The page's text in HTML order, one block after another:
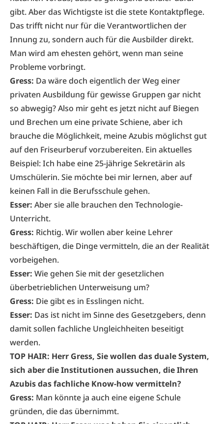
gibt. Aber das Wichtigste ist die stete Kontaktpflege.
Das trifft nicht nur für die Verantwortlichen der
Innung zu, sondern auch für die Ausbilder direkt.
Man wird am ehesten gehört, wenn man seine
Probleme vorbringt.
Gress: Da wäre doch eigentlich der Weg einer
privaten Ausbildung für gewisse Gruppen gar nicht
so abwegig? Also mir geht es jetzt nicht auf Biegen
und Brechen um eine private Schiene,­ aber ich
brauche die Möglichkeit, meine Azubis möglichst gut
auf den Friseurberuf vorzubereiten. Ein aktuelles
Beispiel: Ich habe eine 25-jährige Sekretärin als
Umschülerin. Sie möchte bei mir lernen, aber auf
keinen Fall in die Berufsschule gehen.
Esser: Aber sie alle brauchen den Technologie-
Unterricht.
Gress: Richtig. Wir wollen aber keine Lehrer
beschäftigen, die Dinge vermitteln, die an der Realität
vorbeigehen.
Esser: Wie gehen Sie mit der gesetzlichen
überbetrieblichen Unterweisung um?
Gress: Die gibt es in Esslingen nicht.
Esser: Das ist nicht im Sinne des Gesetzgebers, denn
damit sollen fachliche Ungleichheiten beseitigt
werden.
TOP HAIR: Herr Gress, Sie wollen das duale System,
sich aber die Institutionen aussuchen, die Ihren
Azubis das fachliche Know-how vermitteln?
Gress: Man könnte ja auch eine eigene Schule
gründen, die das übernimmt.